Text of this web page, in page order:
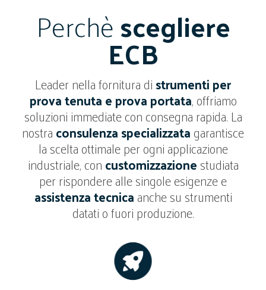
Perchèscegliere
ECB
Leader nella fornitura distrumenti per
prova tenuta e prova portata, offriamo
soluzioni immediate con consegna rapida. La
nostraconsulenza specializzatagarantisce
la scelta ottimale per ogni applicazione
industriale, concustomizzazionestudiata
per rispondere alle singole esigenze e
assistenza tecnicaanche su strumenti
datati o fuori produzione.